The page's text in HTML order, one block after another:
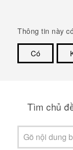
Thông tin này
Có
Tìm chủ